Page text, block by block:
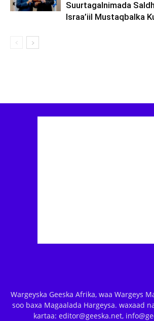
Suurtagalnimada
Israa’iil Mustaqbalka
Wargeyska Geeska Afrika, waa Wargeys
soo baxa Magaalada Hargeysa. waxaad
kartaa: editor@geeska.net,